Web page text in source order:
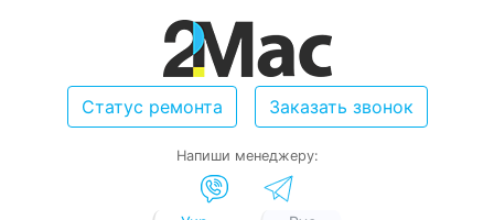
Статус ремонта Заказать звонок
Напиши менеджеру: